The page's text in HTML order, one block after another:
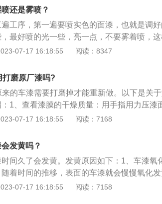
要因素，因为在喷漆过程中，调漆技师和喷漆
喷枪，或者喷涂习惯手法不一致，喷涂的层
够，也会导致色差。对于这样的情况，应
件和调漆打板时完全相同。
还是雾喷？
工序，第一遍要喷实色的面漆，也就是调
最好喷的光一些，亮一点，不要雾着喷，
漆干透，第二遍就是珍珠，珍珠加稀料的比
着喷，压着喷的珍珠不好看，颜色也会变黄。
颗粒：最后一遍就是清漆，这和别的漆没什么
没有原车的大，可以往清漆里滴一滴，不
。
07-17 16:18:55 阅读：8347
磨原厂漆吗?
的车漆需要打磨掉才能重新做。以下是关
1、查看漆膜的干燥质量：用手指用力压漆
证明漆膜干燥不良。需要重新进烤漆房进行
～10秒，正面直视与侧面斜视（30～45度）
色车应迎着光线比较，浅色车应背着光线比较
度：直接查看漆膜的丰满度，漆膜过厚感觉
光亮不足，漆色发暗。丰满度好的漆膜感
07-17 16:18:55 阅读：7168
发黄吗？
间久了会发黄。发黄原因如下：1、车漆氧
着时间的推移，表面的车漆就会慢慢氧化
层氧化、进而让车漆老化、变色、开裂。2
07-17 16:18:55 阅读：7158